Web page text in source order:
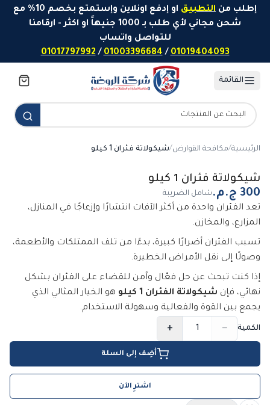
تخطَّ إلى المحتوى
إطلب من التطبيق
او إدفع اونلاين وإستمتع بخصم 10% مع
شحن مجاني لأي طلب بـ 1000 جنيهاً او اكثر - ارقامنا
للتواصل واتساب
01019404093
/
01003396684
/
01017797992
القائمة
الرئيسية/مكافحة القوارض/شيكولاتة فئران 1 كيلو
شيكولاتة فئران 1 كيلو
شامل الضريبة
تعد الفئران واحدة من أكثر الآفات انتشارًا وإزعاجًا في المنازل،
المزارع، والمخازن.
تسبب الفئران أضرارًا كبيرة، بدءًا من تلف الممتلكات والأطعمة،
وصولًا إلى نقل الأمراض الخطيرة.
إذا كنت تبحث عن حل فعّال وآمن للقضاء على الفئران بشكل
نهائي، فإن شيكولاتة الفئران 1 كيلو
هو الخيار المثالي الذي
يجمع بين القوة والفعالية وسهولة الاستخدام.
الكمية −
+
أضِف إلى السلة
اشترِ الآن